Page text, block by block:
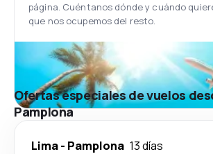
página. Cuéntanos dónde y cuándo
que nos ocupemos del resto.
Ofertas especiales de vuelos
Pamplona
Lima- Pamplona 13 días